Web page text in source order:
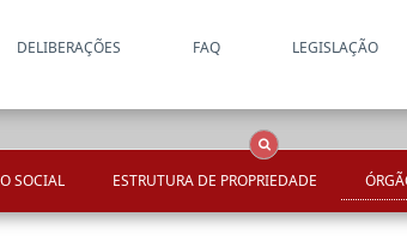
DELIBERAÇÕES FAQ LEGISLAÇÃO
SOCIAL ESTRUTURA DE PROPRIEDADE